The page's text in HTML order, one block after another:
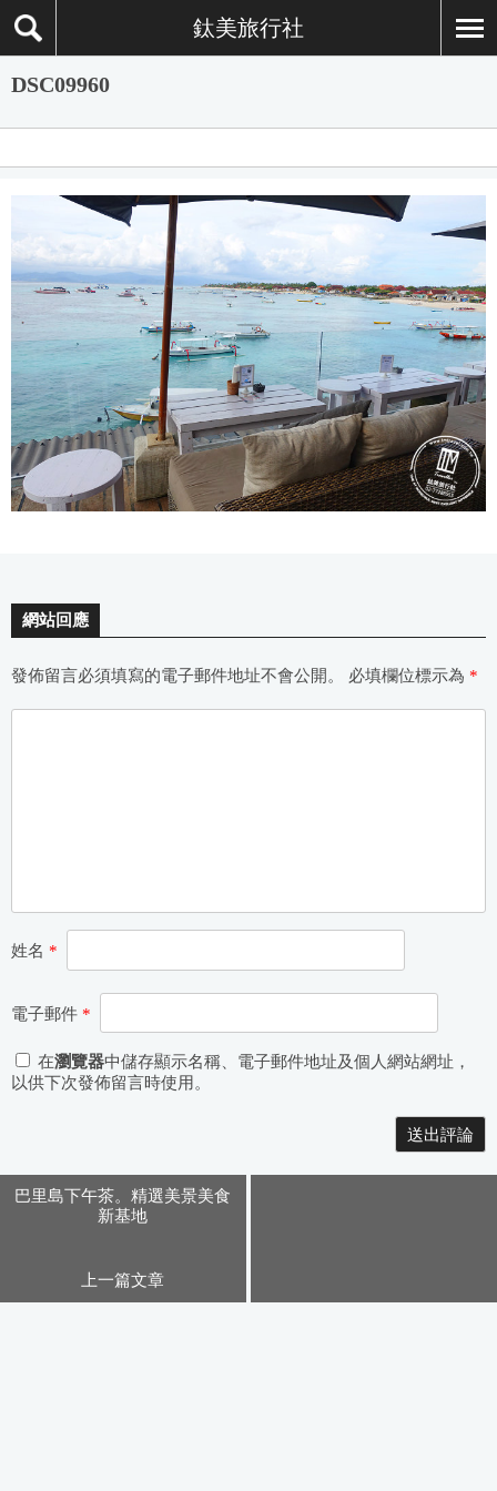
鈦美旅行社
DSC09960
網站回應
發佈留言必須填寫的電子郵件地址不會公開。 必填欄位標示為 *
姓名 *
電子郵件 *
在瀏覽器中儲存顯示名稱、電子郵件地址及個人網站網址，
以供下次發佈留言時使用。
巴里島下午茶。精選美景美食
新基地
上一篇文章